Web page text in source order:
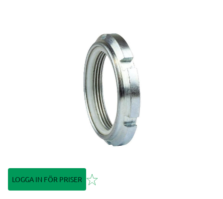
LOGGA IN FÖR PRISER Lägg till i favoriter